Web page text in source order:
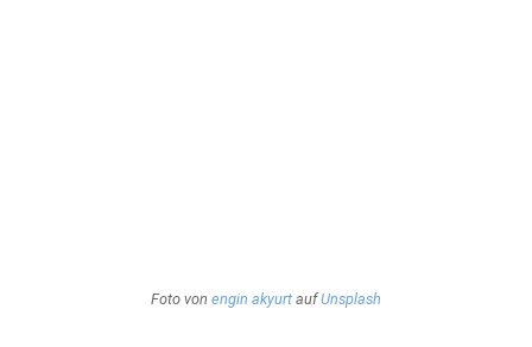
Foto von engin akyurt aufUnsplash